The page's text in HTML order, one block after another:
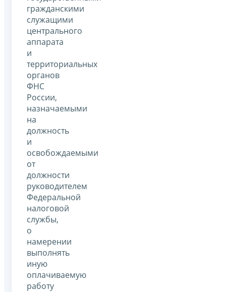
гражданскими
служащими
центрального
аппарата
и
территориальных
органов
ФНС
России,
назначаемыми
на
должность
и
освобождаемыми
от
должности
руководителем
Федеральной
налоговой
службы,
о
намерении
выполнять
иную
оплачиваемую
работу